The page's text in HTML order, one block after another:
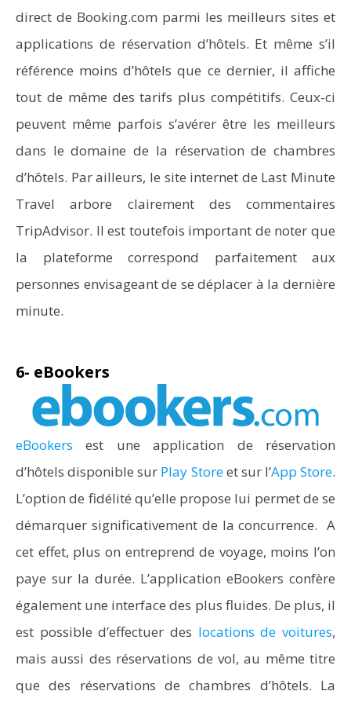
direct de Booking.com parmi les meilleurs sites et
applications de réservation d’hôtels. Et même s’il
référence moins d’hôtels que ce dernier, il affiche
tout de même des tarifs plus compétitifs. Ceux-ci
peuvent même parfois s’avérer être les meilleurs
dans le domaine de la réservation de chambres
d’hôtels. Par ailleurs, le site internet de Last Minute
Travel arbore clairement des commentaires
TripAdvisor. Il est toutefois important de noter que
la plateforme correspond parfaitement aux
personnes envisageant de se déplacer à la dernière
minute.
6- eBookers
eBookers est une application de réservation
d’hôtels disponible sur Play Storeet sur l’App Store.
L’option de fidélité qu’elle propose lui permet de se
démarquer significativement de la concurrence. A
cet effet, plus on entreprend de voyage, moins l’on
paye sur la durée. L’application eBookers confère
également une interface des plus fluides. De plus, il
est possible d’effectuer des locations de voitures,
mais aussi des réservations de vol, au même titre
que des réservations de chambres d’hôtels. La